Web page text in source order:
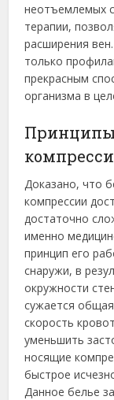
неотъемлемых
терапии,
расширения вен.
только
прекрасным
организма в
Принципы
Доказано, что
компрессии
достаточно
именно
принцип его
снаружи, в
окружности
сужается
скорость
уменьшить
носящие
быстрое
Данное белье